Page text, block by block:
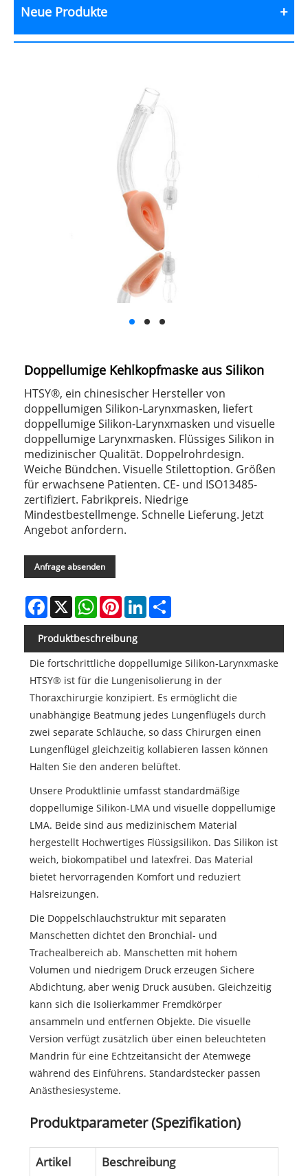
Neue Produkte
Doppellumige Kehlkopfmaske aus Silikon
HTSY®, ein chinesischer Hersteller von
doppellumigen Silikon-Larynxmasken, liefert
doppellumige Silikon-Larynxmasken und visuelle
doppellumige Larynxmasken. Flüssiges Silikon in
medizinischer Qualität. Doppelrohrdesign.
Weiche Bündchen. Visuelle Stilettoption. Größen
für erwachsene Patienten. CE- und ISO13485-
zertifiziert. Fabrikpreis. Niedrige
Mindestbestellmenge. Schnelle Lieferung. Jetzt
Angebot anfordern.
Anfrage absenden
Facebook
X WhatsAppPinterestLinkedIn
Produktbeschreibung
Die fortschrittliche doppellumige Silikon-Larynxmaske
HTSY® ist für die Lungenisolierung in der
Thoraxchirurgie konzipiert. Es ermöglicht die
unabhängige Beatmung jedes Lungenflügels durch
zwei separate Schläuche, so dass Chirurgen einen
Lungenflügel gleichzeitig kollabieren lassen können
Halten Sie den anderen belüftet.
Unsere Produktlinie umfasst standardmäßige
doppellumige Silikon-LMA und visuelle doppellumige
LMA. Beide sind aus medizinischem Material
hergestellt Hochwertiges Flüssigsilikon. Das Silikon ist
weich, biokompatibel und latexfrei. Das Material
bietet hervorragenden Komfort und reduziert
Halsreizungen.
Die Doppelschlauchstruktur mit separaten
Manschetten dichtet den Bronchial- und
Trachealbereich ab. Manschetten mit hohem
Volumen und niedrigem Druck erzeugen Sichere
Abdichtung, aber wenig Druck ausüben. Gleichzeitig
kann sich die Isolierkammer Fremdkörper
ansammeln und entfernen Objekte. Die visuelle
Version verfügt zusätzlich über einen beleuchteten
Mandrin für eine Echtzeitansicht der Atemwege
während des Einführens. Standardstecker passen
Anästhesiesysteme.
Produktparameter (Spezifikation)
Artikel Beschreibung